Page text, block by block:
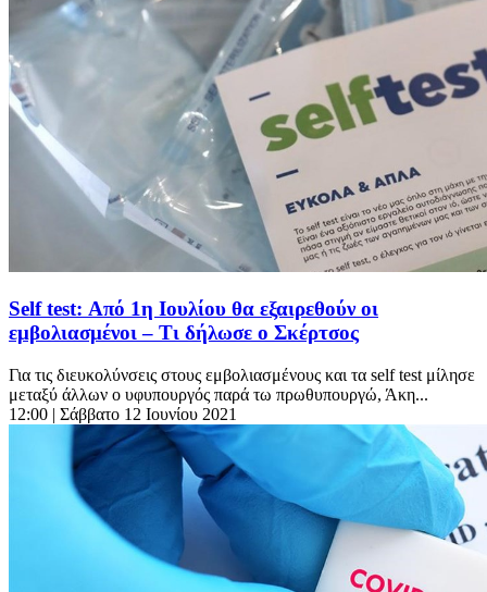
Self test: Από 1η Ιουλίου θα εξαιρεθούν οι
εμβολιασμένοι – Τι δήλωσε ο Σκέρτσος
Για τις διευκολύνσεις στους εμβολιασμένους και τα self test μίλησε
μεταξύ άλλων ο υφυπουργός παρά τω πρωθυπουργώ, Άκη...
12:00 | Σάββατο 12 Ιουνίου 2021